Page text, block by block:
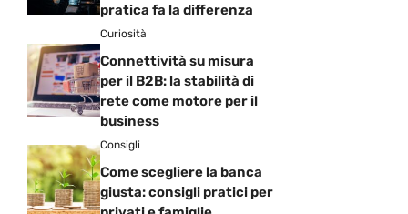
pratica fa la differenza
Curiosità
Connettività su misura
per il B2B: la stabilità di
rete come motore per il
business
Consigli
Come scegliere la banca
giusta: consigli pratici per